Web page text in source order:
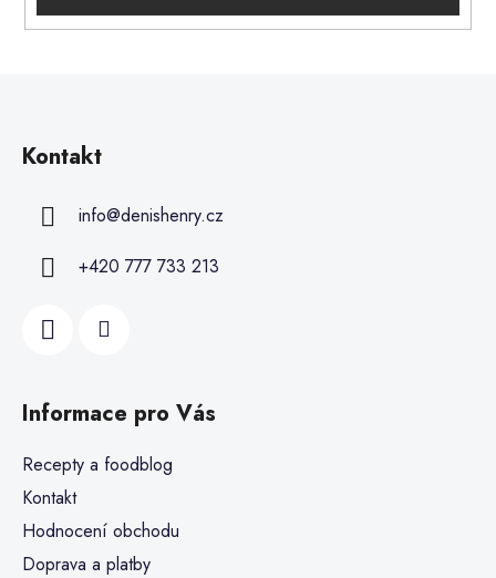
Kontakt
info@denishenry.cz
+420 777 733 213
Informace pro Vás
Recepty a foodblog
Kontakt
Hodnocení obchodu
Doprava a platby